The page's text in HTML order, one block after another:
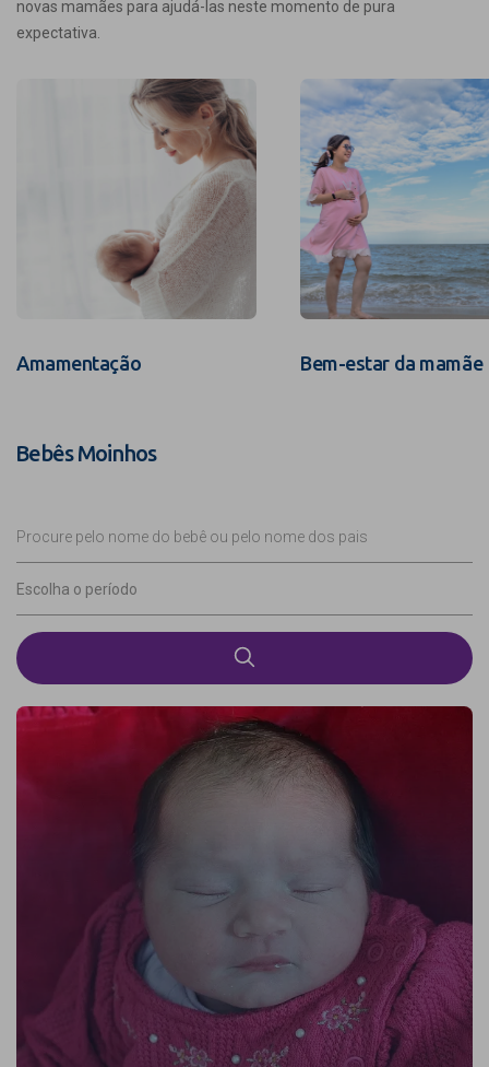
novas mamães para ajudá-las neste momento de pura
expectativa.
Amamentação Bem-estar da mamãe
Bebês Moinhos
Procure pelo nome do bebê ou pelo nome dos pais
Escolha o período